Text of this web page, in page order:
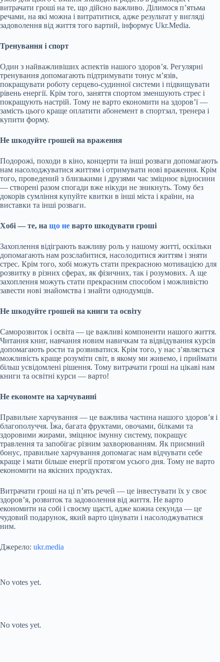
витрачати гроші на те, що дійсно важливо. Ділимося п’ятьма
речами, на які можна і витратитися, адже результат у вигляді
задоволення від життя того вартий, інформує Ukr.Media.
Тренування і спорт
Один з найважливіших аспектів нашого здоров’я. Регулярні
тренування допомагають підтримувати тонус м’язів,
покращувати роботу серцево-судинної системи і підвищувати
рівень енергії. Крім того, заняття спортом зменшують стрес і
покращують настрій. Тому не варто економити на здоров’ї —
замість цього краще оплатити абонемент в спортзал, тренера і
купити форму.
Не шкодуйте грошей на враження
Подорожі, походи в кіно, концерти та інші розваги допомагають
нам насолоджуватися життям і отримувати нові враження. Крім
того, проведений з близькими і друзями час зміцнює відносини
— створені разом спогади вже нікуди не зникнуть. Тому без
докорів сумління купуйте квитки в інші міста і країни, на
виставки та інші розваги.
Хобі — те, на що не варто шкодувати гроші
Захоплення відіграють важливу роль у нашому житті, оскільки
допомагають нам розслабитися, насолодитися життям і зняти
стрес. Крім того, хобі можуть стати прекрасною мотивацією для
розвитку в різних сферах, як фізичних, так і розумових. А ще
захоплення можуть стати прекрасним способом і можливістю
завести нові знайомства і знайти однодумців.
Не шкодуйте грошей на книги та освіту
Саморозвиток і освіта — це важливі компоненти нашого життя.
Читання книг, навчання новим навичкам та відвідування курсів
допомагають рости та розвиватися. Крім того, у нас з’являється
можливість краще розуміти світ, в якому ми живемо, і приймати
більш усвідомлені рішення. Тому витрачати гроші на цікаві нам
книги та освітні курси — варто!
Не економте на харчуванні
Правильне харчування — це важлива частина нашого здоров’я і
благополуччя. Їжа, багата фруктами, овочами, білками та
здоровими жирами, зміцнює імунну систему, покращує
травлення та запобігає різним захворюванням. Як приємний
бонус, правильне харчування допомагає нам відчувати себе
краще і мати більше енергії протягом усього дня. Тому не варто
економити на якісних продуктах.
Витрачати гроші на ці п’ять речей — це інвестувати їх у своє
здоров’я, розвиток та задоволення від життя. Не варто
економити на собі і своєму щасті, адже кожна секунда — це
чудовий подарунок, який варто цінувати і насолоджуватися
ним.
Джерело: ukr.media
No votes yet.
No votes yet.